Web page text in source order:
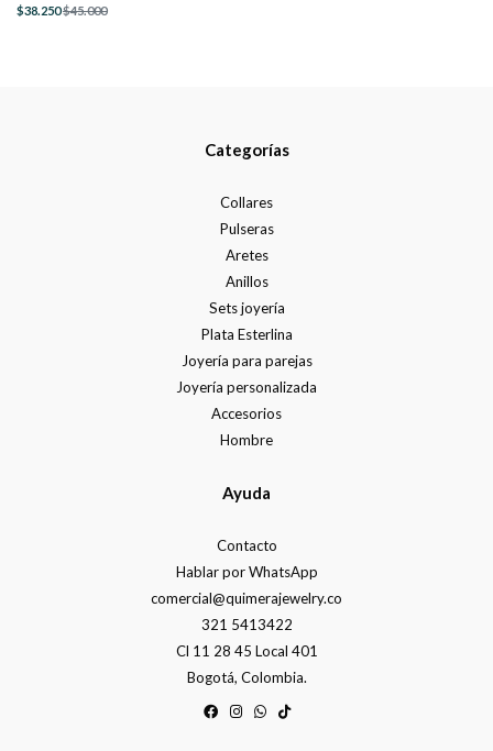
$38.250$45.000
Categorías
Collares
Pulseras
Aretes
Anillos
Sets joyería
Plata Esterlina
Joyería para parejas
Joyería personalizada
Accesorios
Hombre
Ayuda
Contacto
Hablar por WhatsApp
comercial@quimerajewelry.co
321 5413422
Cl 11 28 45 Local 401
Bogotá, Colombia.